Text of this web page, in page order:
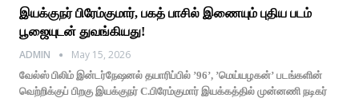
இயக்குநர் பிரேம்குமார், பகத் பாசில் இணையும் புதிய படம்
பூஜையுடன் துவங்கியது!
ADMIN
May 15, 2026
வேல்ஸ் பிலிம் இன்டர்நேஷனல் தயாரிப்பில் ’96’, ’மெய்யழகன்’ படங்களின்
வெற்றிக்குப் பிறகு இயக்குநர் C.பிரேம்குமார் இயக்கத்தில் முன்னணி நடிகர்